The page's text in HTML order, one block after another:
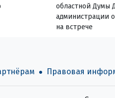
областной Думы
администрации
на встрече
Правовая